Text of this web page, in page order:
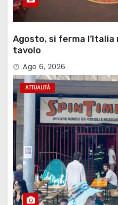
Agosto, si ferma l’Italia
tavolo
Ago 6, 2026
ATTUALITÀ